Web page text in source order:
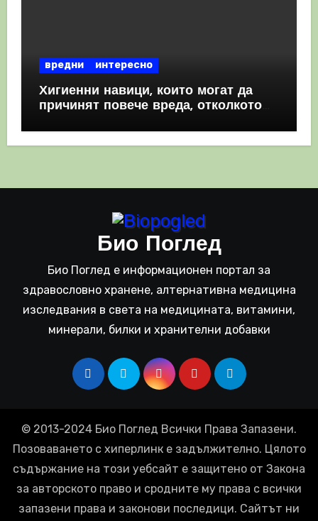
вредни интересно
Хигиенни навици, които могат да
причинят повече вреда, отколкото
Био Поглед
Био Поглед е информационен портал за
здравословно хранене, алтернативна медицина
изследвания в света на медицината, витамини,
минерали, билки и хранителни добавки
© 2013-2024 Био Поглед Всички Права Запазени.
Позоваването с хиперлинк е задължително. Цялото
съдържание на този уебсайт е защитено от Закона
за авторското право и сродните му права с всички
запазени права и законови последици. Сайтът ни